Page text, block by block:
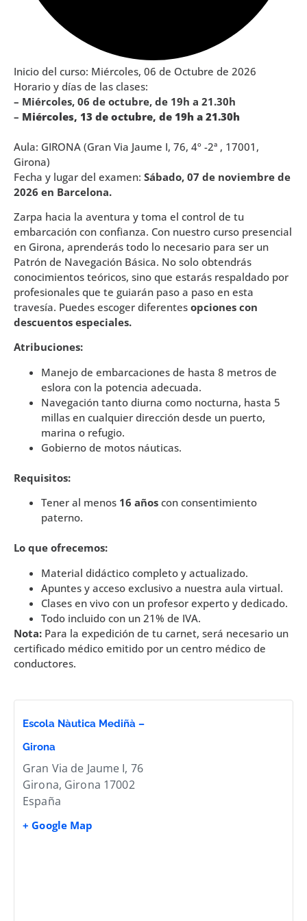
Inicio del curso: Miércoles, 06 de Octubre de 2026
Horario y días de las clases:
– Miércoles, 06 de octubre, de 19h a 21.30h
– Miércoles, 13 de octubre, de 19h a 21.30h
Aula: GIRONA (Gran Via Jaume I, 76, 4º -2ª , 17001,
Girona)
Fecha y lugar del examen: Sábado, 07 de noviembre de
2026 en Barcelona.
Zarpa hacia la aventura y toma el control de tu
embarcación con confianza. Con nuestro curso presencial
en Girona, aprenderás todo lo necesario para ser un
Patrón de Navegación Básica. No solo obtendrás
conocimientos teóricos, sino que estarás respaldado por
profesionales que te guiarán paso a paso en esta
travesía. Puedes escoger diferentes opciones con
descuentos especiales.
Atribuciones:
Manejo de embarcaciones de hasta 8 metros de
eslora con la potencia adecuada.
Navegación tanto diurna como nocturna, hasta 5
millas en cualquier dirección desde un puerto,
marina o refugio.
Gobierno de motos náuticas.
Requisitos:
Tener al menos 16 años con consentimiento
paterno.
Lo que ofrecemos:
Material didáctico completo y actualizado.
Apuntes y acceso exclusivo a nuestra aula virtual.
Clases en vivo con un profesor experto y dedicado.
Todo incluido con un 21% de IVA.
Nota: Para la expedición de tu carnet, será necesario un
certificado médico emitido por un centro médico de
conductores.
Escola Nàutica Mediñà –
Girona
Gran Via de Jaume I, 76
Girona, Girona 17002
España
+ Google Map